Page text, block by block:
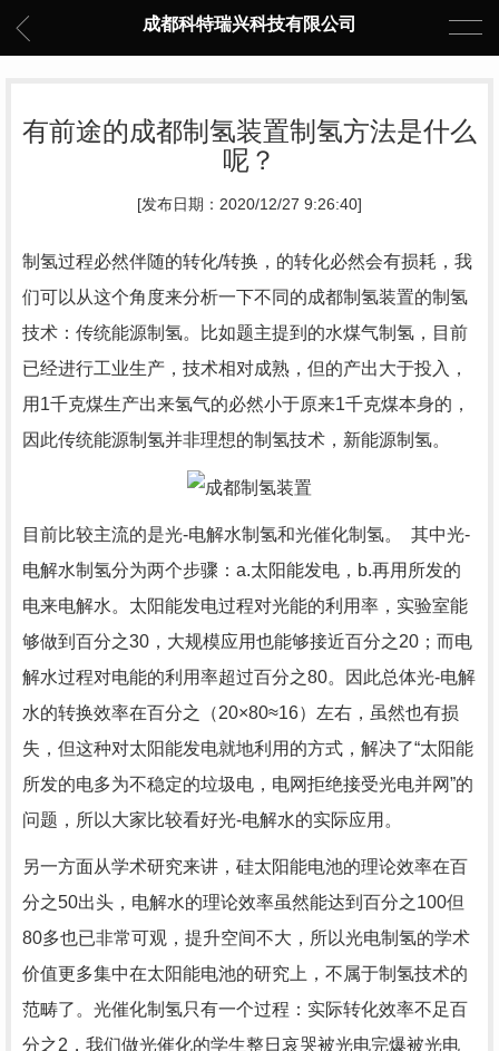
成都科特瑞兴科技有限公司
有前途的成都制氢装置制氢方法是什么
呢？
[发布日期：2020/12/27 9:26:40]
制氢过程必然伴随的转化/转换，的转化必然会有损耗，我
们可以从这个角度来分析一下不同的成都制氢装置的制氢
技术：传统能源制氢。比如题主提到的水煤气制氢，目前
已经进行工业生产，技术相对成熟，但的产出大于投入，
用1千克煤生产出来氢气的必然小于原来1千克煤本身的，
因此传统能源制氢并非理想的制氢技术，新能源制氢。
目前比较主流的是光-电解水制氢和光催化制氢。 其中光-
电解水制氢分为两个步骤：a.太阳能发电，b.再用所发的
电来电解水。太阳能发电过程对光能的利用率，实验室能
够做到百分之30，大规模应用也能够接近百分之20；而电
解水过程对电能的利用率超过百分之80。因此总体光-电解
水的转换效率在百分之（20×80≈16）左右，虽然也有损
失，但这种对太阳能发电就地利用的方式，解决了“太阳能
所发的电多为不稳定的垃圾电，电网拒绝接受光电并网”的
问题，所以大家比较看好光-电解水的实际应用。
另一方面从学术研究来讲，硅太阳能电池的理论效率在百
分之50出头，电解水的理论效率虽然能达到百分之100但
80多也已非常可观，提升空间不大，所以光电制氢的学术
价值更多集中在太阳能电池的研究上，不属于制氢技术的
范畴了。光催化制氢只有一个过程：实际转化效率不足百
分之2，我们做光催化的学生整日哀哭被光电完爆被光电